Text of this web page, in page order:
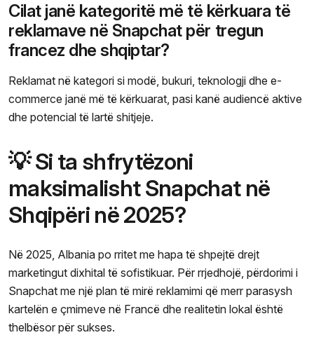
Cilat janë kategoritë më të kërkuara të
reklamave në Snapchat për tregun
francez dhe shqiptar?
Reklamat në kategori si modë, bukuri, teknologji dhe e-
commerce janë më të kërkuarat, pasi kanë audiencë aktive
dhe potencial të lartë shitjeje.
💡 Si ta shfrytëzoni
maksimalisht Snapchat në
Shqipëri në 2025?
Në 2025, Albania po rritet me hapa të shpejtë drejt
marketingut dixhital të sofistikuar. Për rrjedhojë, përdorimi i
Snapchat me një plan të mirë reklamimi që merr parasysh
kartelën e çmimeve në Francë dhe realitetin lokal është
thelbësor për sukses.